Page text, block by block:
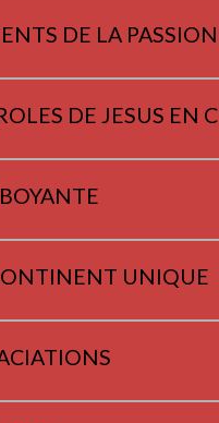
DE LA PASSION
DE JESUS EN C
UNIQUE